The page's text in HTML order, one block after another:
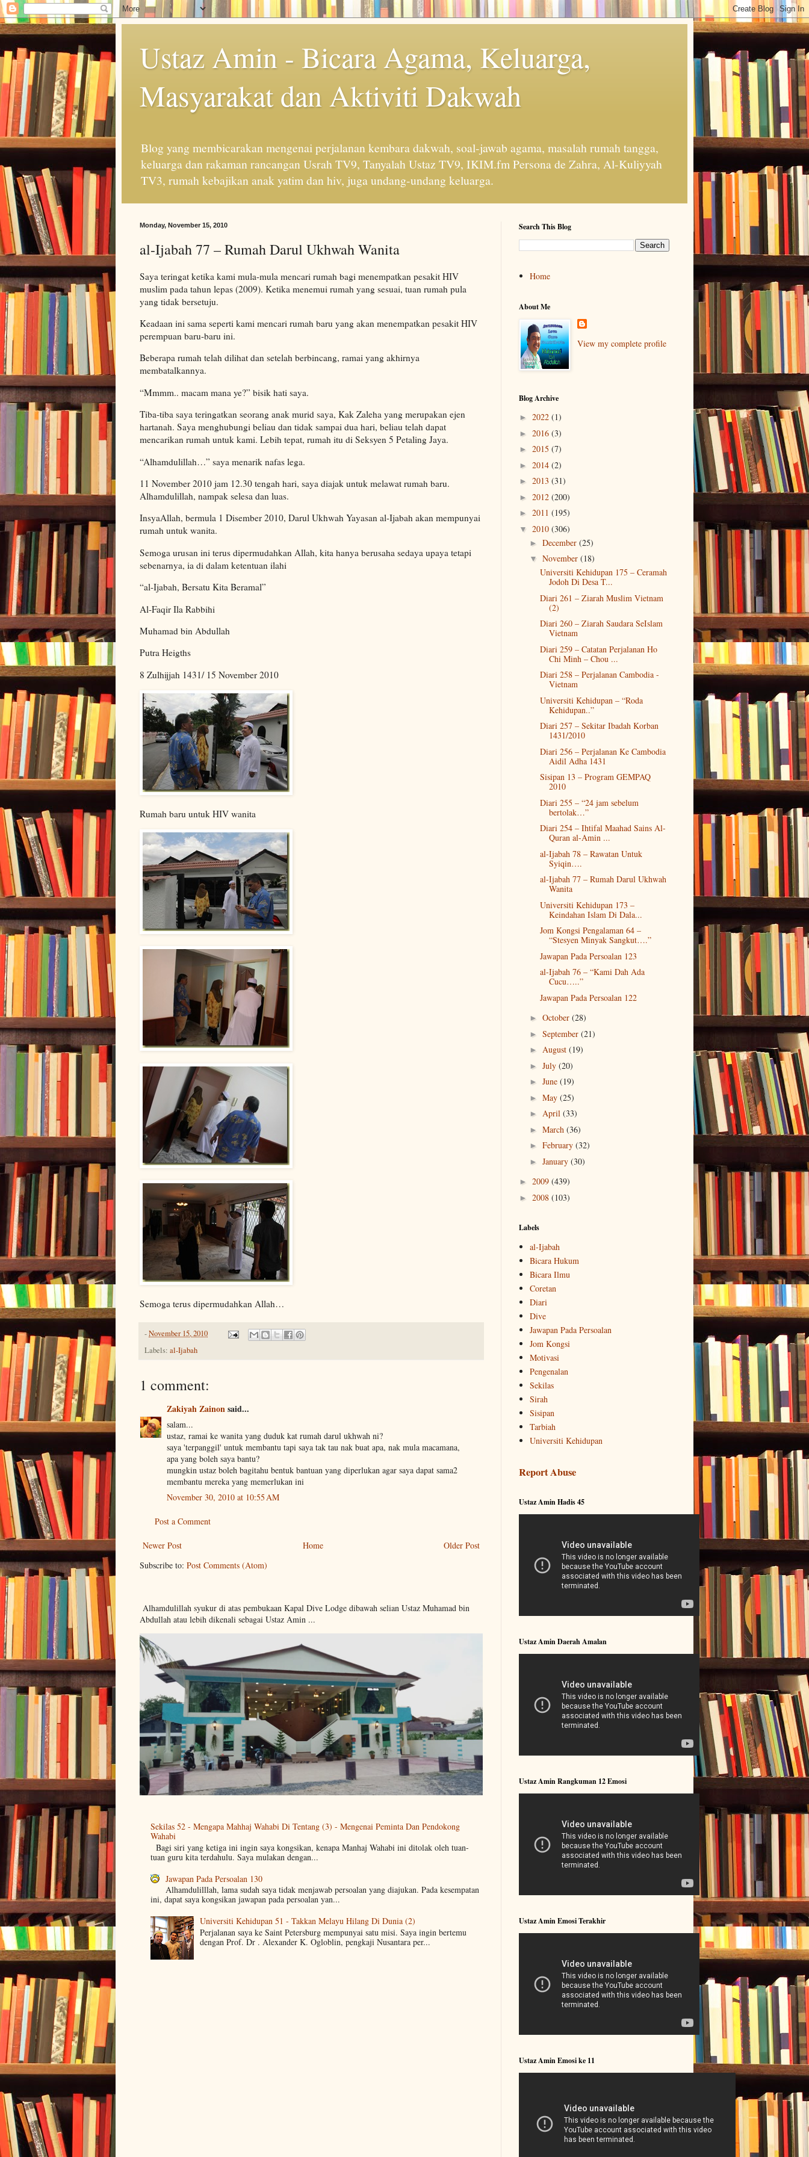
Ustaz Amin - Bicara Agama, Keluarga,
Masyarakat dan Aktiviti Dakwah
Blog yang membicarakan mengenai perjalanan kembara dakwah, soal-jawab agama, masalah rumah tangga,
keluarga dan rakaman rancangan Usrah TV9, Tanyalah Ustaz TV9, IKIM.fm Persona de Zahra, Al-Kuliyyah
TV3, rumah kebajikan anak yatim dan hiv, juga undang-undang keluarga.
Monday, November 15, 2010
al-Ijabah 77 – Rumah Darul Ukhwah Wanita
Saya teringat ketika kami mula-mula mencari rumah bagi menempatkan pesakit HIV
muslim pada tahun lepas (2009). Ketika menemui rumah yang sesuai, tuan rumah pula
yang tidak bersetuju.
Keadaan ini sama seperti kami mencari rumah baru yang akan menempatkan pesakit HIV
perempuan baru-baru ini.
Beberapa rumah telah dilihat dan setelah berbincang, ramai yang akhirnya
membatalkannya.
“Mmmm.. macam mana ye?” bisik hati saya.
Tiba-tiba saya teringatkan seorang anak murid saya, Kak Zaleha yang merupakan ejen
hartanah. Saya menghubungi beliau dan tidak sampai dua hari, beliau telah dapat
mencarikan rumah untuk kami. Lebih tepat, rumah itu di Seksyen 5 Petaling Jaya.
“Alhamdulillah…” saya menarik nafas lega.
11 November 2010 jam 12.30 tengah hari, saya diajak untuk melawat rumah baru.
Alhamdulillah, nampak selesa dan luas.
InsyaAllah, bermula 1 Disember 2010, Darul Ukhwah Yayasan al-Ijabah akan mempunyai
rumah untuk wanita.
Semoga urusan ini terus dipermudahkan Allah, kita hanya berusaha sedaya upaya tetapi
sebenarnya, ia di dalam ketentuan ilahi
“al-Ijabah, Bersatu Kita Beramal”
Al-Faqir Ila Rabbihi
Muhamad bin Abdullah
Putra Heigths
8 Zulhijjah 1431/ 15 November 2010
Rumah baru untuk HIV wanita
Semoga terus dipermudahkan Allah…
-November 15, 2010
Labels: al-Ijabah
1 comment:
Zakiyah Zainonsaid...
salam...
ustaz, ramai ke wanita yang duduk kat rumah darul ukhwah ni?
saya 'terpanggil' untuk membantu tapi saya tak tau nak buat apa, nak mula macamana,
apa yang boleh saya bantu?
mungkin ustaz boleh bagitahu bentuk bantuan yang diperlukan agar saya dapat sama2
membantu mereka yang memerlukan ini
November 30, 2010 at 10:55 AM
Post a Comment
Newer Post Older Post
Home
Subscribe to: Post Comments (Atom)
Alhamdulillah syukur di atas pembukaan Kapal Dive Lodge dibawah selian Ustaz Muhamad bin
Abdullah atau lebih dikenali sebagai Ustaz Amin ...
Sekilas 52 - Mengapa Mahhaj Wahabi Di Tentang (3) - Mengenai Peminta Dan Pendokong
Wahabi
Bagi siri yang ketiga ini ingin saya kongsikan, kenapa Manhaj Wahabi ini ditolak oleh tuan-
tuan guru kita terdahulu. Saya mulakan dengan...
Jawapan Pada Persoalan 130
Alhamdulilllah, lama sudah saya tidak menjawab persoalan yang diajukan. Pada kesempatan
ini, dapat saya kongsikan jawapan pada persoalan yan...
Universiti Kehidupan 51 - Takkan Melayu Hilang Di Dunia (2)
Perjalanan saya ke Saint Petersburg mempunyai satu misi. Saya ingin bertemu
dengan Prof. Dr . Alexander K. Ogloblin, pengkaji Nusantara per...
Search This Blog
Home
About Me
View my complete profile
Blog Archive
► 2022 (1)
► 2016 (3)
► 2015 (7)
► 2014 (2)
► 2013 (31)
► 2012 (200)
► 2011 (195)
▼ 2010 (306)
► December (25)
▼ November (18)
Universiti Kehidupan 175 – Ceramah
Jodoh Di Desa T...
Diari 261 – Ziarah Muslim Vietnam
(2)
Diari 260 – Ziarah Saudara SeIslam
Vietnam
Diari 259 – Catatan Perjalanan Ho
Chi Minh – Chou ...
Diari 258 – Perjalanan Cambodia -
Vietnam
Universiti Kehidupan – “Roda
Kehidupan..”
Diari 257 – Sekitar Ibadah Korban
1431/2010
Diari 256 – Perjalanan Ke Cambodia
Aidil Adha 1431
Sisipan 13 – Program GEMPAQ
2010
Diari 255 – “24 jam sebelum
bertolak…”
Diari 254 – Ihtifal Maahad Sains Al-
Quran al-Amin ...
al-Ijabah 78 – Rawatan Untuk
Syiqin….
al-Ijabah 77 – Rumah Darul Ukhwah
Wanita
Universiti Kehidupan 173 –
Keindahan Islam Di Dala...
Jom Kongsi Pengalaman 64 –
“Stesyen Minyak Sangkut….”
Jawapan Pada Persoalan 123
al-Ijabah 76 – “Kami Dah Ada
Cucu…..”
Jawapan Pada Persoalan 122
► October (28)
► September (21)
► August (19)
► July (20)
► June (19)
► May (25)
► April (33)
► March (36)
► February (32)
► January (30)
► 2009 (439)
► 2008 (103)
Labels
al-Ijabah
Bicara Hukum
Bicara Ilmu
Coretan
Diari
Dive
Jawapan Pada Persoalan
Jom Kongsi
Motivasi
Pengenalan
Sekilas
Sirah
Sisipan
Tarbiah
Universiti Kehidupan
Report Abuse
Ustaz Amin Hadis 45
Ustaz Amin Daerah Amalan
Ustaz Amin Rangkuman 12 Emosi
Ustaz Amin Emosi Terakhir
Ustaz Amin Emosi ke 11